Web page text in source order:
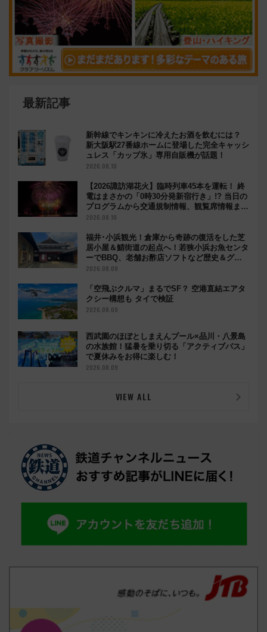
最新記事
新幹線でキンキンに冷えたお酒を飲むには？
新大阪駅27番線ホームに登場した完全キャッシ
ュレス「カップ氷」専用自販機が話題！
2026.08.10
【2026諏訪湖花火】臨時列車45本を運転！ 終
電はまさかの「0時30分発新宿行き」!? 当日の
プログラムから交通規制情報、観覧席情報まで
徹底解説
2026.08.10
福井･小浜観光！倉庫から奇跡の復活をした芝
居小屋＆鯖街道の起点へ！若狭小浜お魚センタ
ーでBBQ、老舗お酢店ソフトなど歴史＆グル
メ散歩
2026.08.09
「空飛ぶクルマ」まるでSF？ 空港直結エアタ
クシー構想も タイで検証
2026.08.09
西武園のほぼとしまえんプール×品川・八景島
の水族館！猛暑を乗り切る「アクティブパス」
で夏休みをお得に楽しむ！
2026.08.09
VIEW ALL